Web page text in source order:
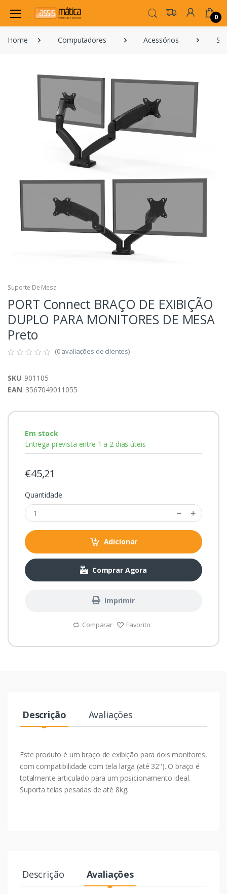
0
Home Computadores Acessórios
Suporte De Mesa
PORT Connect BRAÇO DE EXIBIÇÃO
DUPLO PARA MONITORES DE MESA
Preto
(0 avaliações de clientes)
SKU: 901105
EAN: 3567049011055
Em stock
Entrega prevista entre 1 a 2 dias úteis
€45,21
Quantidade
Adicionar
Comprar Agora
Imprimir
Comparar Favorito
Descrição Avaliações
Este produto é um braço de exibição para dois monitores,
com compatibilidade com tela larga (até 32''). O braço é
totalmente articulado para um posicionamento ideal.
Suporta telas pesadas de até 8kg.
Descrição Avaliações